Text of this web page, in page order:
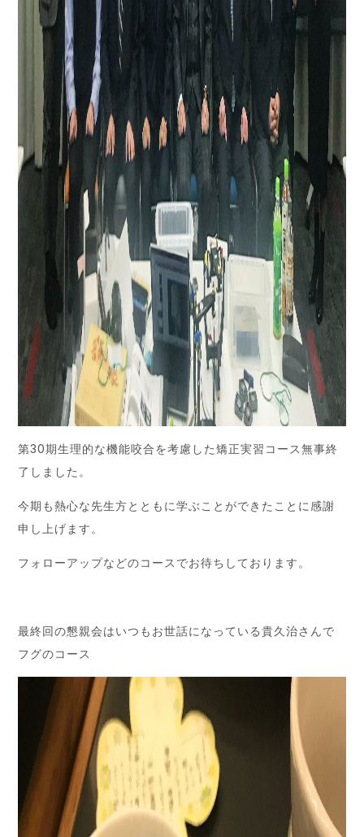
第30期生理的な機能咬合を考慮した矯正実習コース無事終
了しました。
今期も熱心な先生方とともに学ぶことができたことに感謝
申し上げます。
フォローアップなどのコースでお待ちしております。
最終回の懇親会はいつもお世話になっている貴久治さんで
フグのコース